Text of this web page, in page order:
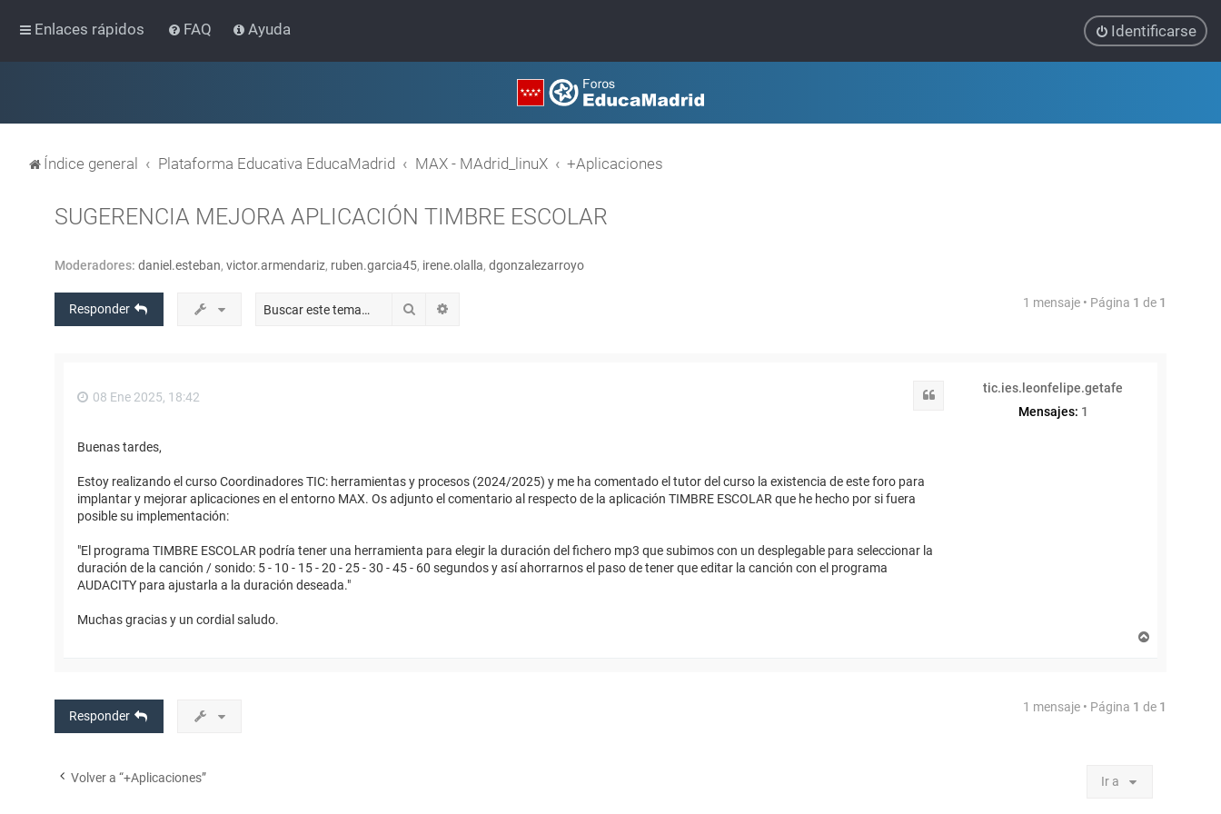
Enlaces rápidos FAQ Ayuda Identificarse
Índice general Plataforma Educativa EducaMadrid MAX - MAdrid_linuX +Aplicaciones
SUGERENCIA MEJORA APLICACIÓN TIMBRE ESCOLAR
Moderadores: daniel.esteban, victor.armendariz, ruben.garcia45, irene.olalla, dgonzalezarroyo
Responder Buscar 1 mensaje • Página 1 de 1
tic.ies.leonfelipe.getafe
Mensajes: 1
08 Ene 2025, 18:42
Buenas tardes,
Estoy realizando el curso Coordinadores TIC: herramientas y procesos (2024/2025) y me ha comentado el tutor del curso la existencia de este foro para
implantar y mejorar aplicaciones en el entorno MAX. Os adjunto el comentario al respecto de la aplicación TIMBRE ESCOLAR que he hecho por si fuera
posible su implementación:
"El programa TIMBRE ESCOLAR podría tener una herramienta para elegir la duración del fichero mp3 que subimos con un desplegable para seleccionar la
duración de la canción / sonido: 5 - 10 - 15 - 20 - 25 - 30 - 45 - 60 segundos y así ahorrarnos el paso de tener que editar la canción con el programa
AUDACITY para ajustarla a la duración deseada."
Muchas gracias y un cordial saludo.
a
Responder
1 mensaje • Página 1 de 1
Volver a “+Aplicaciones” Ir a